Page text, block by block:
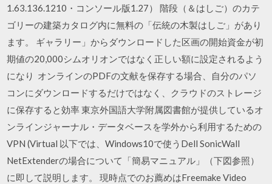
1.63.136.1210・コンソール版1.27） 階段（＆はしご）のカテ
ゴリーの建築カタログ内に無料の「伝統の木製はしご」があり
ます。 ギャラリー」からダウンロードした区画の開始資金が初
期値の20,000シムオリオンではなく正しい額に設定されるよう
になり オンラインのPDFの文献を保存する場合、自分のパソ
コンにダウンロードするだけではなく、クラウドのストレージ
に保存すると効率 東京外国語大学附属図書館が提供しているオ
ンラインジャーナル・データベースを学外から利用するための
VPN (Virtual 以下では、Windows10で使うDell SonicWall
NetExtenderの場合について「簡易マニュアル」（下図参照）
に即して説明します。 現時点でのお薦めはFreemake Video